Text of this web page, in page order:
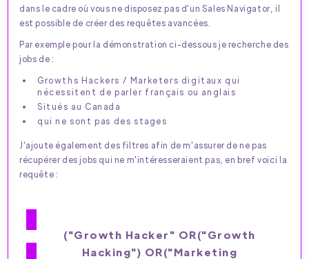
dans le cadre où vous ne disposez pas d'un Sales Navigator, il
est possible de créer des requêtes avancées.
Par exemple pour la démonstration ci-dessous je recherche des
jobs de :
Growths Hackers / Marketers digitaux qui
nécessitent de parler français ou anglais
Situés au Canada
qui ne sont pas des stages
J'ajoute également des filtres afin de m'assurer de ne pas
récupérer des jobs qui ne m'intéresseraient pas, en bref voici la
requête :
("growth Hacker" OR("growth
Hacking") OR("marketing